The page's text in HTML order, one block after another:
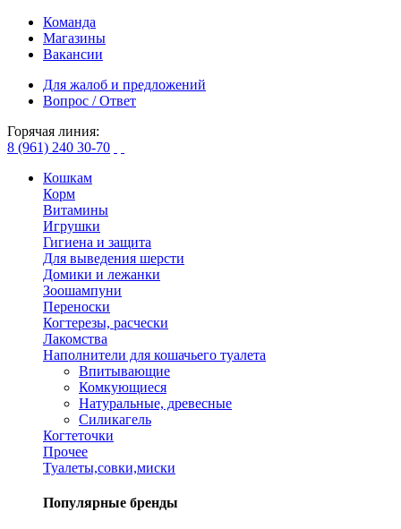
Команда
Магазины
Вакансии
Для жалоб и предложений
Вопрос / Ответ
Горячая линия:
8 (961) 240 30-70
Кошкам
Корм
Витамины
Игрушки
Гигиена и защита
Для выведения шерсти
Домики и лежанки
Зоошампуни
Переноски
Когтерезы, расчески
Лакомства
Наполнители для кошачьего туалета
Впитывающие
Комкующиеся
Натуральные, древесные
Силикагель
Когтеточки
Прочее
Туалеты,совки,миски
Популярные бренды